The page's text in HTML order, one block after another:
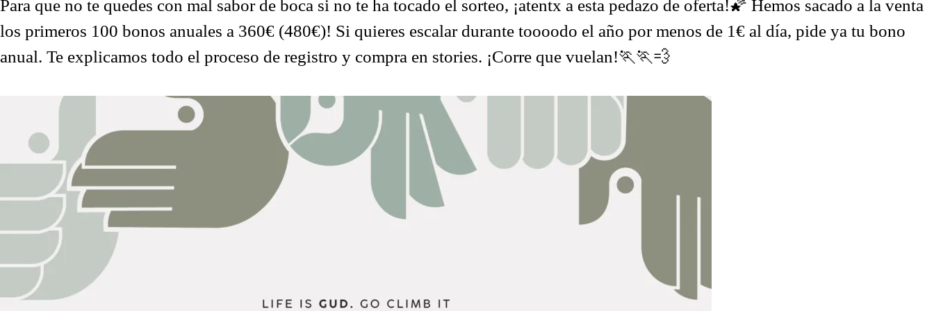
Para que no te quedes con mal sabor de boca si no te ha tocado el sorteo, ¡atentx a esta pedazo de oferta!🌠 Hemos sacado a la venta
los primeros 100 bonos anuales a 360€ (480€)! Si quieres escalar durante toooodo el año por menos de 1€ al día, pide ya tu bono
anual. Te explicamos todo el proceso de registro y compra en stories. ¡Corre que vuelan!🏃🏃💨